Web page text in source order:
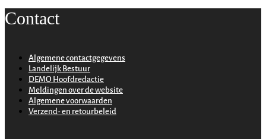
Contact
Algemene contactgegevens
Landelijk Bestuur
DEMO Hoofdredactie
Meldingen over de website
Algemene voorwaarden
Verzend- en retourbeleid